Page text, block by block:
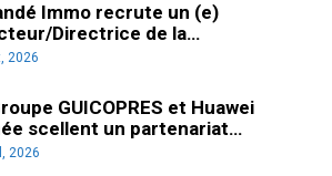
Immo recrute un (e)
Directrice de la…
2026
GUICOPRES et Huawei
scellent un partenariat…
2026